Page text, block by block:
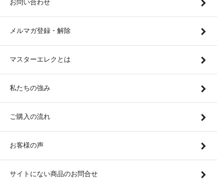
お問い合わせ
メルマガ登録・解除
マスターエレクとは
私たちの強み
ご購入の流れ
お客様の声
サイトにない商品のお問合せ